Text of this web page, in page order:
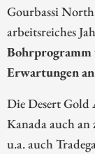
Gourbassi
arbeitsreiches
Bohrprogramm
Erwartungen
Die Desert Gold
Kanada auch an
u.a. auch